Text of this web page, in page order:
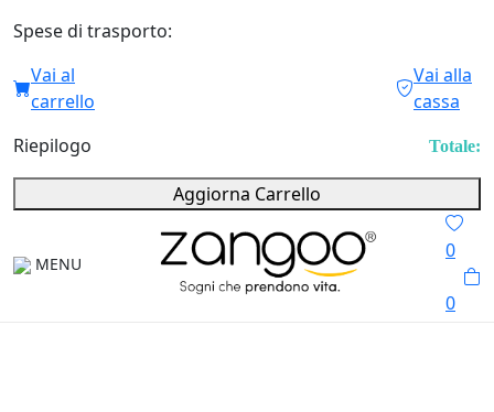
Spese di trasporto:
Vai al
carrello
Vai alla
cassa
Riepilogo
Totale:
Aggiorna Carrello
MENU
0
0